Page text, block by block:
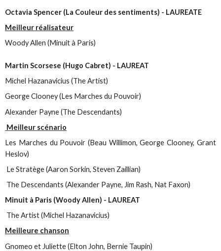
Octavia Spencer (La Couleur des sentiments) - LAUREATE
Meilleur réalisateur
Woody Allen (Minuit à Paris)
Martin Scorsese (Hugo Cabret) - LAUREAT
Michel Hazanavicius (The Artist)
George Clooney (Les Marches du Pouvoir)
Alexander Payne (The Descendants)
Meilleur scénario
Les Marches du Pouvoir (Beau Willimon, George Clooney, Grant
Heslov)
Le Stratège (Aaron Sorkin, Steven Zaillian)
The Descendants (Alexander Payne, Jim Rash, Nat Faxon)
Minuit à Paris (Woody Allen) - LAUREAT
The Artist (Michel Hazanavicius)
Meilleure chanson
Gnomeo et Juliette (Elton John, Bernie Taupin)